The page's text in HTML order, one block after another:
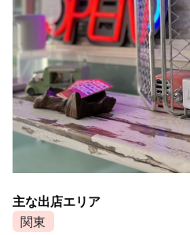
主な出店エリア
関東